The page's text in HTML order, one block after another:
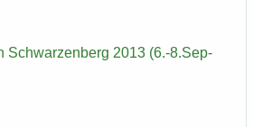
Schwar­zen­berg 2013 (6.-8.Sep­